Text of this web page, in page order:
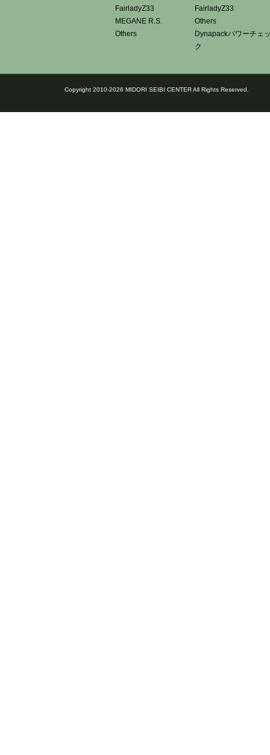
FairladyZ33
MEGANE R.S.
Others
FairladyZ33
Others
Dynapackパワーチェ
ク
Copyright 2010-2026 MIDORI SEIBI CENTER All Rights Reserved.